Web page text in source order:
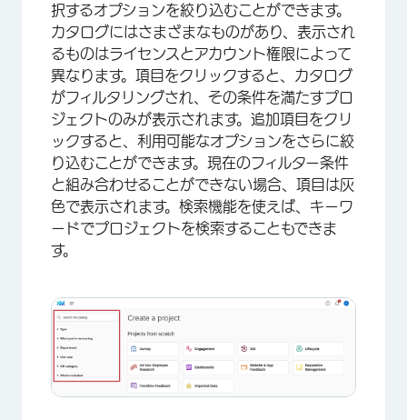
×
択するオプションを絞り込むことができます。
カタログにはさまざまなものがあり、表示され
るものはライセンスとアカウント権限によって
異なります。項目をクリックすると、カタログ
がフィルタリングされ、その条件を満たすプロ
ジェクトのみが表示されます。追加項目をクリ
ックすると、利用可能なオプションをさらに絞
り込むことができます。現在のフィルター条件
と組み合わせることができない場合、項目は灰
色で表示されます。検索機能を使えば、キーワ
ードでプロジェクトを検索することもできま
す。